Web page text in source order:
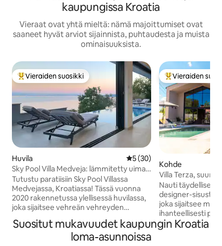
kaupungissa Kroatia
Vieraat ovat yhtä mieltä: nämä majoittumiset ovat
saaneet hyvät arviot sijainnista, puhtaudesta ja muista
ominaisuuksista.
Vieraiden suosikkien parhaimmistoa
Vieraiden suosikki
Huvila Keskimääräinen arvio 5/5,
5 (30)
Sky Pool Villa Medveja: lämmitetty uima-
allas, kylpylä, merinäkymä
Tutustu paratiisiin Sky Pool Villassa
Medvejassa, Kroatiassa! Tässä vuonna
2020 rakennetussa ylellisessä huvilassa,
joka sijaitsee vehreän vehreyden
josta on henkeäsalpaavat näkymät
Quarnaronlahdelle. Nauti porealtaasta,
Vieraiden
Vieraiden
Kohde
Villa Terza,
Nauti
designer-
joka sijaitsee
ihanteellisesti
Talo on 109 m2 ja
on kaksi
Suositut mukavuudet kaupungin Kroatia
loma-asunnoissa